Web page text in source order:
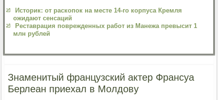
Историк: от раскопок на месте 14-го корпуса Кремля
ожидают сенсаций
Реставрация поврежденных работ из Манежа превысит 1
млн рублей
Знаменитый французский актер Франсуа
Берлеан приехал в Молдову